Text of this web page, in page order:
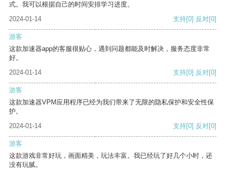
式。我可以根据自己的时间安排学习进度。
2024-01-14
支持[0] 反对[0]
游客
这款加速器app的客服很贴心，遇到问题都能及时解决，服务态度非常
好。
2024-01-14
支持[0] 反对[0]
游客
这款加速器VPM应用程序已经为我们带来了无限的隐私保护和安全性保
护。
2024-01-14
支持[0] 反对[0]
游客
这款游戏非常好玩，画面精美，玩法丰富。我已经玩了好几个小时，还
没有玩腻。